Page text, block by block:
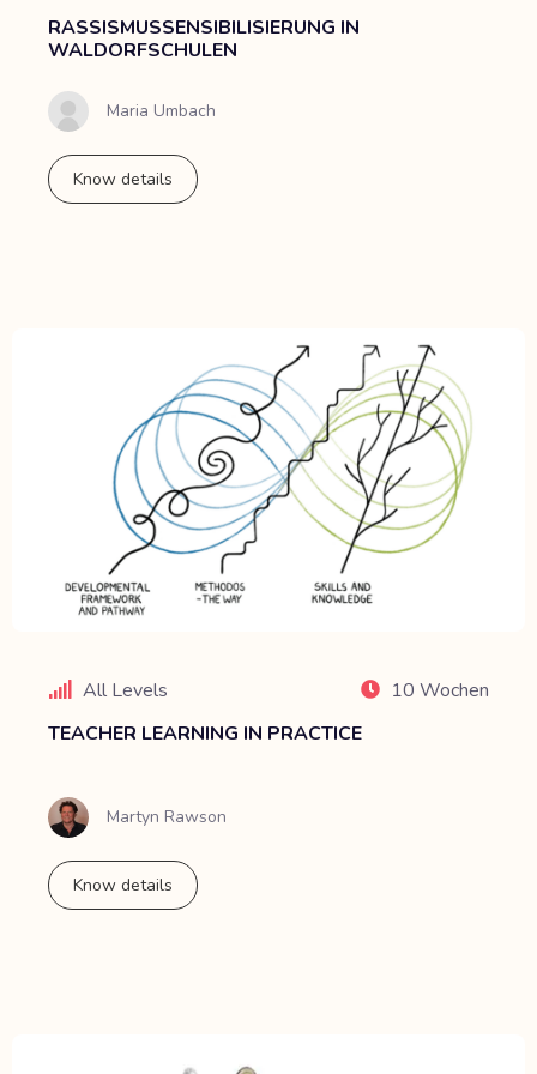
RASSISMUSSENSIBILISIERUNG IN
WALDORFSCHULEN
Maria Umbach
Know details
All Levels
10 Wochen
TEACHER LEARNING IN PRACTICE
Martyn Rawson
Know details